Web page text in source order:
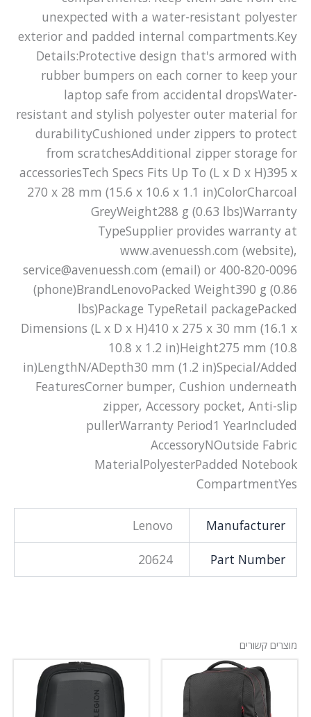
unexpected with a water-resistant polyester
exterior and padded internal compartments.Key
Details:Protective design that's armored with
rubber bumpers on each corner to keep your
laptop safe from accidental dropsWater-
resistant and stylish polyester outer material for
durabilityCushioned under zippers to protect
from scratchesAdditional zipper storage for
accessoriesTech Specs Fits Up To (L x D x H)395 x
270 x 28 mm (15.6 x 10.6 x 1.1 in)ColorCharcoal
GreyWeight288 g (0.63 lbs)Warranty
TypeSupplier provides warranty at
www.avenuessh.com (website),
service@avenuessh.com (email) or 400-820-0096
(phone)BrandLenovoPacked Weight390 g (0.86
lbs)Package TypeRetail packagePacked
Dimensions (L x D x H)410 x 275 x 30 mm (16.1 x
10.8 x 1.2 in)Height275 mm (10.8
in)LengthN/ADepth30 mm (1.2 in)Special/Added
FeaturesCorner bumper, Cushion underneath
zipper, Accessory pocket, Anti-slip
pullerWarranty Period1 YearIncluded
AccessoryNOutside Fabric
MaterialPolyesterPadded Notebook
CompartmentYes
Manufacturer
Lenovo
Part Number
20624
מוצרים קשורים